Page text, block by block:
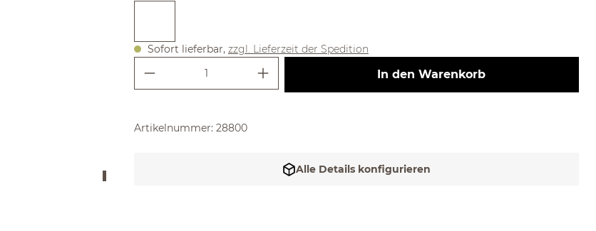
Sofort lieferbar, zzgl. Lieferzeit der Spedition
Produkt Anzahl: Gib den gewünschten Wert ein
In den Warenkorb
Artikelnummer: 28800
Alle Details konfigurieren